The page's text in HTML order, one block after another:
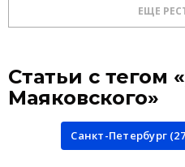
фиксированного меню
ЕЩЕ
Статьи с тегом
Маяковского»
Санкт-Петербург